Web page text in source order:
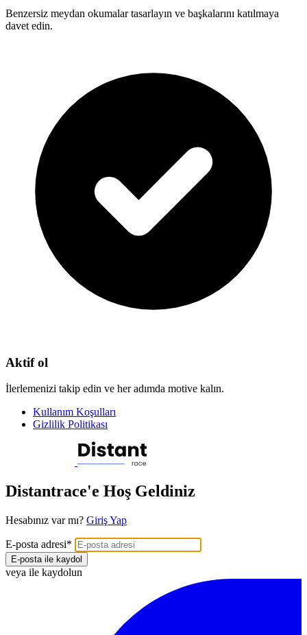
Benzersiz meydan okumalar tasarlayın ve başkalarını katılmaya
davet edin.
Aktif ol
İlerlemenizi takip edin ve her adımda motive kalın.
Kullanım Koşulları
Gizlilik Politikası
Distantrace'e Hoş Geldiniz
Hesabınız var mı? Giriş Yap
E-posta adresi*
E-posta ile kaydol
veya ile kaydolun